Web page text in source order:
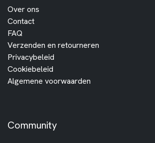
Over ons
Contact
FAQ
Verzenden en retourneren
Privacybeleid
Cookiebeleid
Algemene voorwaarden
Community